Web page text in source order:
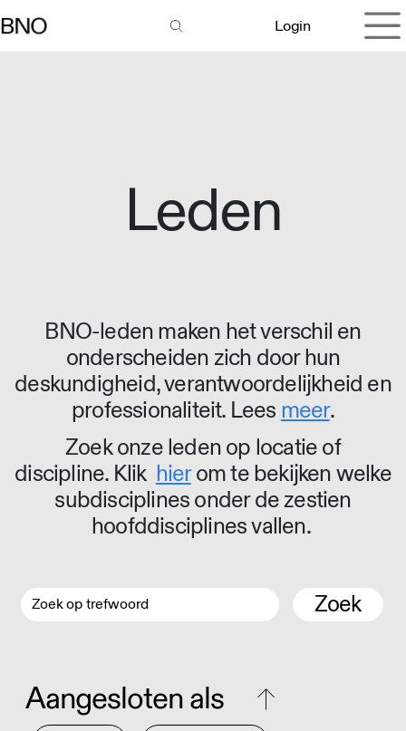
Login
Leden
BNO-leden maken het verschil en
onderscheiden zich door hun
deskundigheid, verantwoordelijkheid en
professionaliteit. Lees meer.
Zoek onze leden op locatie of
discipline. Klik hierom te bekijken welke
subdisciplines onder de zestien
hoofddisciplines vallen.
Zoek
Aangesloten als